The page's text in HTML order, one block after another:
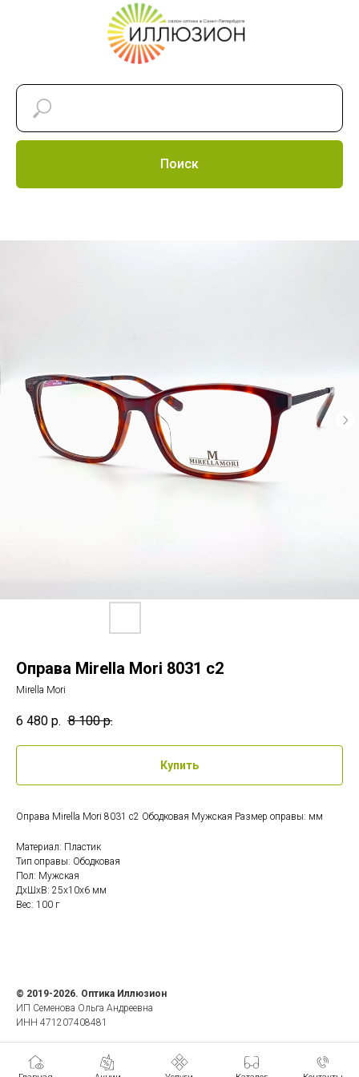
Поиск
Оправа Mirella Mori 8031 c2
Mirella Mori
6 480 р. 8 100 р.
Купить
Оправа Mirella Mori 8031 c2 Ободковая Мужская Размер оправы: мм
Материал: Пластик
Тип оправы: Ободковая
Пол: Мужская
ДxШxВ: 25x10x6 мм
Вес: 100 г
© 2019-2026. Оптика Иллюзион
ИП Семенова Ольга Андреевна
ИНН 471207408481